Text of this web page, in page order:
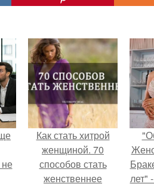
Как стать хитрой
женщиной. 70
способов стать
женственнее
лет"